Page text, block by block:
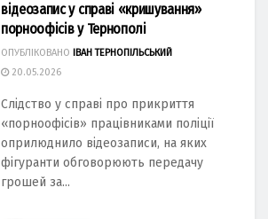
відеозапис у справі «кришування»
порноофісів у Тернополі
ОПУБЛІКОВАНО
ІВАН ТЕРНОПІЛЬСЬКИЙ
20.05.2026
Слідство у справі про прикриття
«порноофісів» працівниками поліції
оприлюднило відеозаписи, на яких
фігуранти обговорюють передачу
грошей за...